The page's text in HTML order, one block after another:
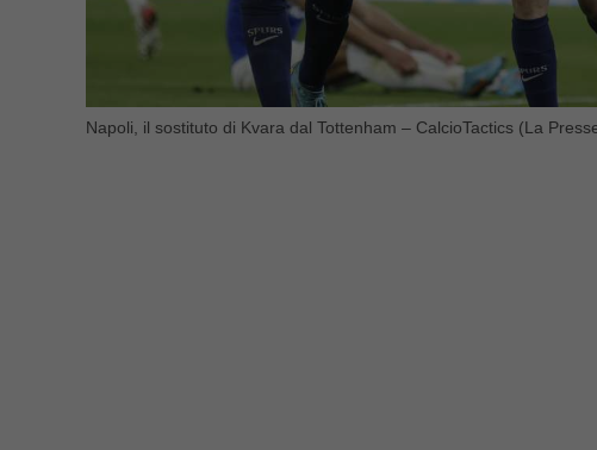
Napoli, il sostituto di Kvara dal Tottenham – CalcioTactics (La